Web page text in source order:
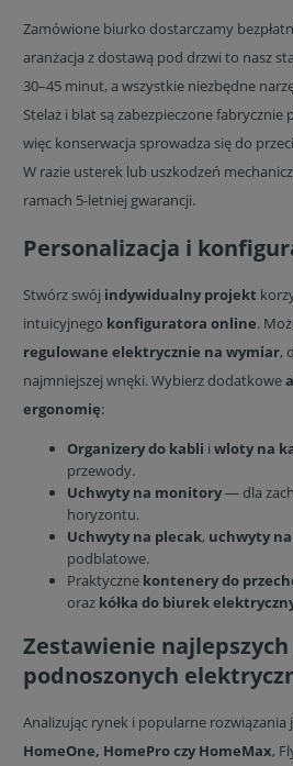
Zamówione biurko dostarczamy
aranżacja z dostawą pod drzwi to nasz
30–45 minut, a wszystkie niezbędne
Stelaż i blat są zabezpieczone fabrycznie
więc konserwacja sprowadza się do
W razie usterek lub uszkodzeń
ramach 5-letniej gwarancji.
Personalizacja i
Stwórz swój indywidualny projekt
intuicyjnego konfiguratora online.
regulowane elektrycznie na wymiar,
najmniejszej wnęki. Wybierz dodatkowe
ergonomię:
Organizery do kabli iwloty na
przewody.
Uchwyty na monitory— dla
horyzontu.
Uchwyty na plecak, uchwyty
podblatowe.
Praktyczne kontenery do
oraz kółka do biurek
Zestawienie
podnoszonych
Analizując rynek i popularne rozwiązania
HomeOne, HomePro czy HomeMax,